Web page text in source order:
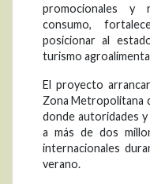
promocionales y
consumo,
posicionar al
turismo
El proyecto
Zona Metropolitana
donde autoridades
a más de dos
internacionales
verano.